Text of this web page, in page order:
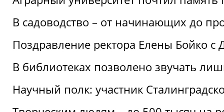
В садоводство – от начинающих до
Поздравление ректора Елены Бойко
В библиотеках позволено звучать
Научный полк: участник